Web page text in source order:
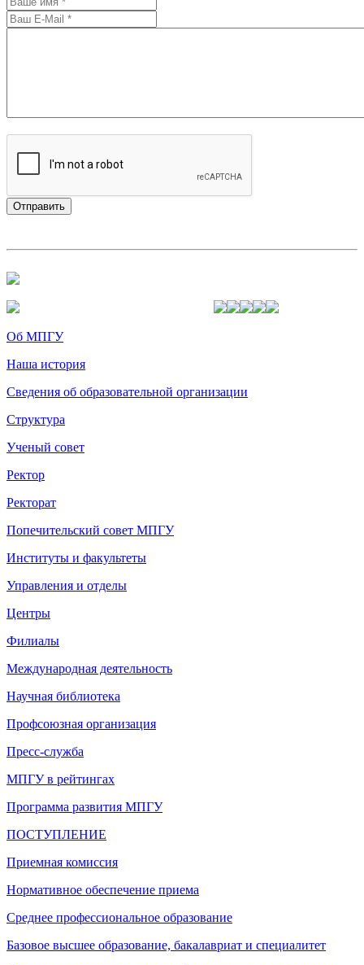
Об МПГУ
Наша история
Сведения об образовательной организации
Структура
Ученый совет
Ректор
Ректорат
Попечительский совет МПГУ
Институты и факультеты
Управления и отделы
Центры
Филиалы
Международная деятельность
Научная библиотека
Профсоюзная организация
Пресс-служба
МПГУ в рейтингах
Программа развития МПГУ
ПОСТУПЛЕНИЕ
Приемная комиссия
Нормативное обеспечение приема
Среднее профессиональное образование
Базовое высшее образование, бакалавриат и специалитет